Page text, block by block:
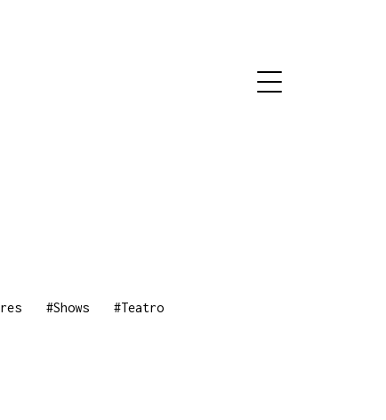
#Shows #Teatro